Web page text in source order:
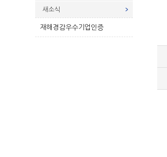
새소식
재해경감우수기업인증